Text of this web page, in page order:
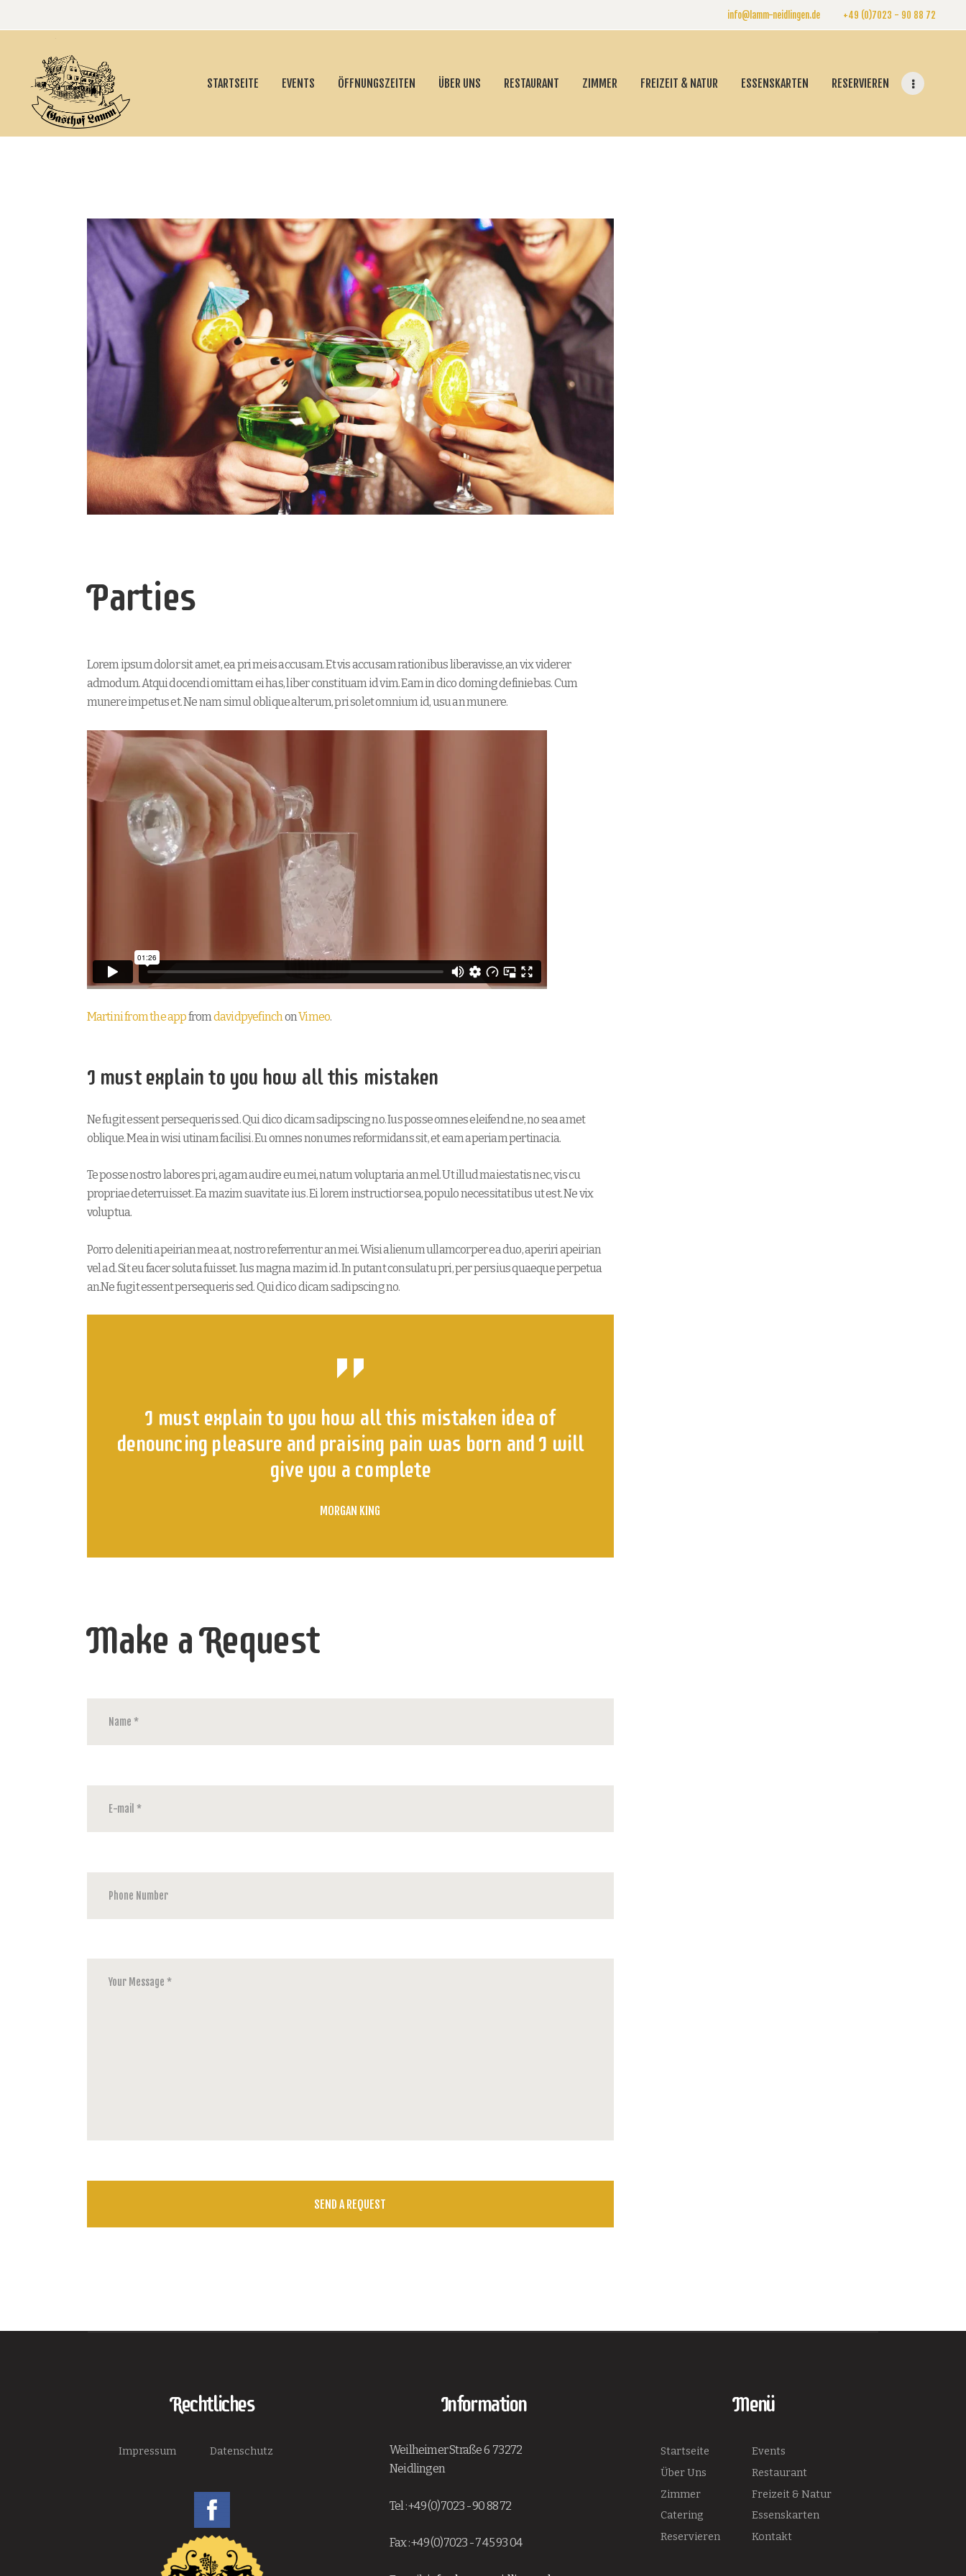
info@lamm-neidlingen.de +49 (0)7023 - 90 88 72
STARTSEITE EVENTS ÖFFNUNGSZEITEN ÜBER UNS RESTAURANT ZIMMER FREIZEIT & NATUR ESSENSKARTEN RESERVIEREN
Parties
Lorem ipsum dolor sit amet, ea pri meis accusam. Et vis accusam rationibus liberavisse, an vix viderer
admodum. Atqui docendi omittam ei has, liber constituam id vim. Eam in dico doming definiebas. Cum
munere impetus et. Ne nam simul oblique alterum, pri solet omnium id, usu an munere.
Martini from the appfrom davidpyefinch onVimeo.
I must explain to you how all this mistaken
Ne fugit essent persequeris sed. Qui dico dicam sadipscing no. Ius posse omnes eleifend ne, no sea amet
oblique. Mea in wisi utinam facilisi. Eu omnes nonumes reformidans sit, et eam aperiam pertinacia.
Te posse nostro labores pri, agam audire eu mei, natum voluptaria an mel. Ut illud maiestatis nec, vis cu
propriae deterruisset. Ea mazim suavitate ius. Ei lorem instructior sea, populo necessitatibus ut est. Ne vix
voluptua.
Porro deleniti apeirian mea at, nostro referrentur an mei. Wisi alienum ullamcorper ea duo, aperiri apeirian
vel ad. Sit eu facer soluta fuisset. Ius magna mazim id. In putant consulatu pri, per persius quaeque perpetua
an.Ne fugit essent persequeris sed. Qui dico dicam sadipscing no.
I must explain to you how all this mistaken idea of
denouncing pleasure and praising pain was born and I will
give you a complete
MORGAN KING
Make a Request
Rechtliches
Impressum Datenschutz
Information
Weilheimer Straße 6 73272
Neidlingen
Tel : +49 (0)7023 - 90 88 72
Fax : +49 (0)7023 - 7 45 93 04
Menü
Startseite
Events
Über Uns
Restaurant
Zimmer
Freizeit & Natur
Catering
Essenskarten
Reservieren
Kontakt